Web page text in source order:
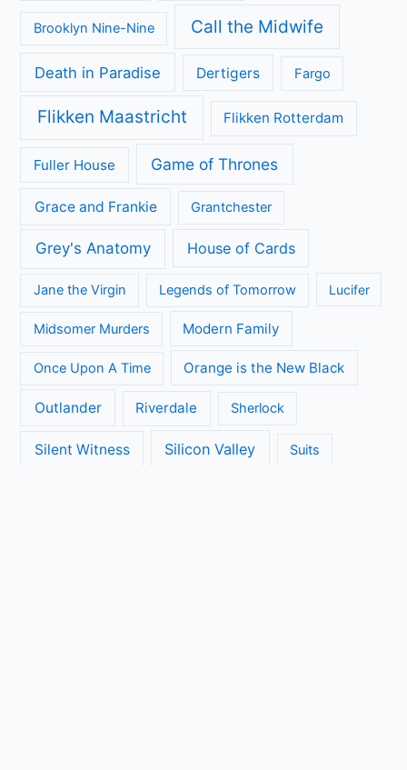
Brooklyn Nine-Nine Call the Midwife
Death in Paradise Dertigers Fargo
Flikken Maastricht Flikken Rotterdam
Fuller House Game of Thrones
Grace and Frankie Grantchester
Grey's Anatomy House of Cards
Jane the Virgin Legends of Tomorrow Lucifer
Midsomer Murders Modern Family
Once Upon A Time Orange is the New Black
Outlander Riverdale Sherlock
Silent Witness Silicon Valley Suits